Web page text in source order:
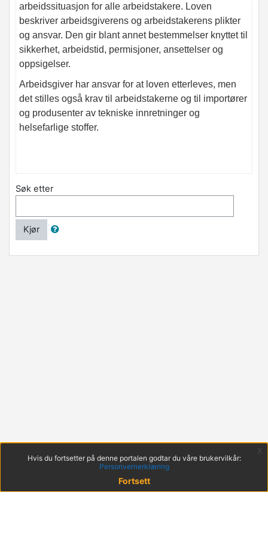
arbeidssituasjon for alle arbeidstakere. Loven
beskriver arbeidsgiverens og arbeidstakerens plikter
og ansvar. Den gir blant annet bestemmelser knyttet til
sikkerhet, arbeidstid, permisjoner, ansettelser og
oppsigelser.
Arbeidsgiver har ansvar for at loven etterleves, men
det stilles også krav til arbeidstakerne og til importører
og produsenter av tekniske innretninger og
helsefarlige stoffer.
Søk etter
Kjør
Hvis du fortsetter på denne portalen godtar du våre brukervilkår:
Personvernerklæring
Fortsett
x